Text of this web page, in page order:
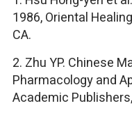
1986, Oriental
CA.
2. Zhu YP. Chinese
Pharmacology and
Academic